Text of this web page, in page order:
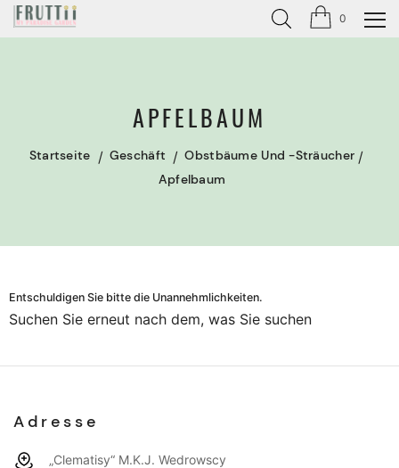
0
APFELBAUM
Startseite Geschäft
Obstbäume Und -sträucher
Apfelbaum
Entschuldigen Sie bitte die Unannehmlichkeiten.
Suchen Sie erneut nach dem, was Sie suchen
Adresse
„Clematisy“ M.K.J. Wedrowscy